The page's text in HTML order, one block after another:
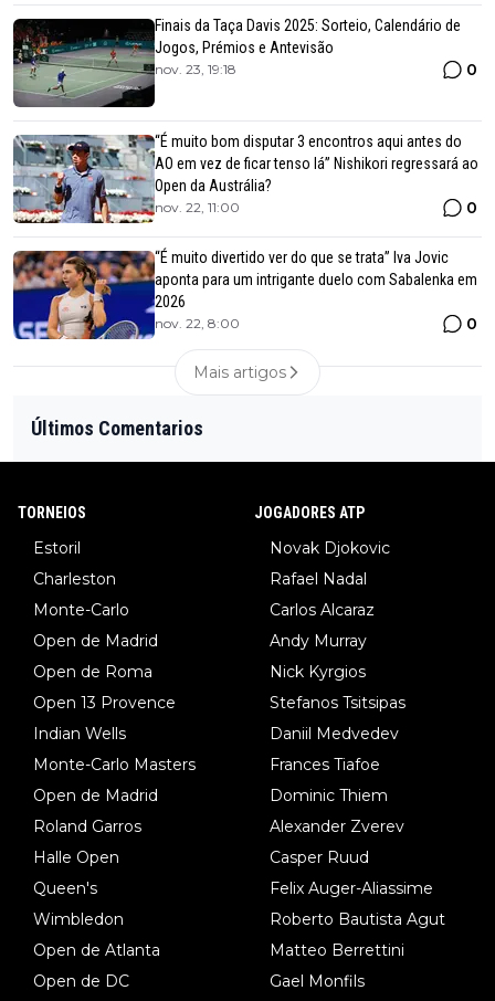
Finais da Taça Davis 2025: Sorteio, Calendário de
Jogos, Prémios e Antevisão
nov. 23, 19:18 0
“É muito bom disputar 3 encontros aqui antes do
AO em vez de ficar tenso lá” Nishikori regressará ao
Open da Austrália?
nov. 22, 11:00 0
“É muito divertido ver do que se trata” Iva Jovic
aponta para um intrigante duelo com Sabalenka em
2026
nov. 22, 8:00 0
Mais artigos
Últimos Comentarios
TORNEIOS
Estoril
Charleston
Monte-Carlo
Open de Madrid
Open de Roma
Open 13 Provence
Indian Wells
Monte-Carlo Masters
Open de Madrid
Roland Garros
Halle Open
Queen's
Wimbledon
Open de Atlanta
Open de DC
JOGADORES ATP
Novak Djokovic
Rafael Nadal
Carlos Alcaraz
Andy Murray
Nick Kyrgios
Stefanos Tsitsipas
Daniil Medvedev
Frances Tiafoe
Dominic Thiem
Alexander Zverev
Casper Ruud
Felix Auger-Aliassime
Roberto Bautista Agut
Matteo Berrettini
Gael Monfils